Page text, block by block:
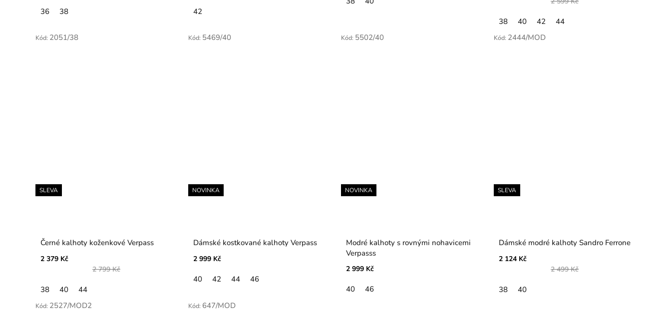
36 38 42
38 40 42 44
SLEVA
Černé kalhoty koženkové Verpass
2 379 Kč
2 799 Kč
38 40 44
Kód: 2051/38
NOVINKA
Dámské kostkované kalhoty Verpass
2 999 Kč
40 42 44 46
Kód: 5469/40
NOVINKA
Modré kalhoty s rovnými nohavicemi
Verpasss
2 999 Kč
40 46
Kód: 5502/40
SLEVA
Dámské modré kalhoty Sandro Ferrone
2 124 Kč
2 499 Kč
38 40
Kód: 2444/MOD
Kód: 2527/MOD2 Kód: 647/MOD